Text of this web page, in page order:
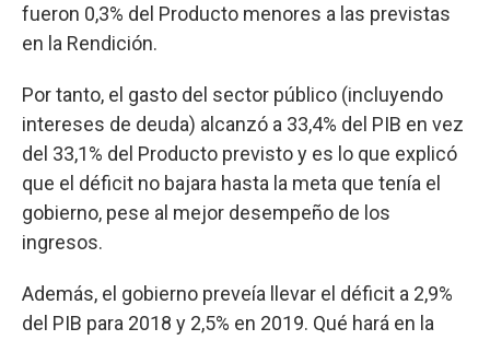
fueron 0,3% del Producto menores a las previstas
en la Rendición.
Por tanto, el gasto del sector público (incluyendo
intereses de deuda) alcanzó a 33,4% del PIB en vez
del 33,1% del Producto previsto y es lo que explicó
que el déficit no bajara hasta la meta que tenía el
gobierno, pese al mejor desempeño de los
ingresos.
Además, el gobierno preveía llevar el déficit a 2,9%
del PIB para 2018 y 2,5% en 2019. Qué hará en la